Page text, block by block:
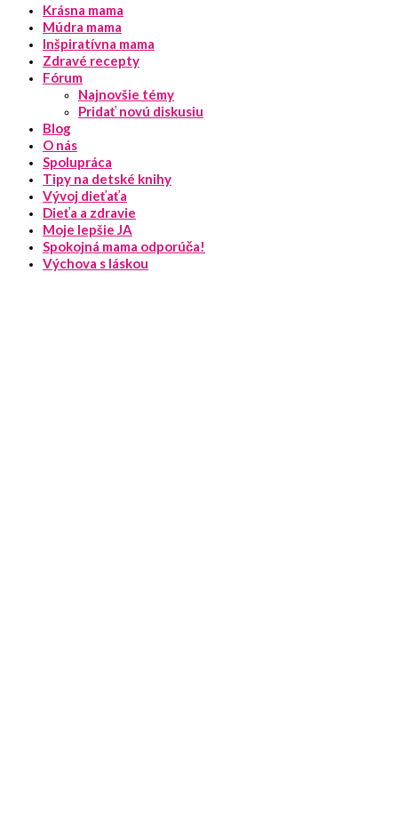
Krásna mama
Múdra mama
Inšpiratívna mama
Zdravé recepty
Fórum
Najnovšie témy
Pridať novú diskusiu
Blog
O nás
Spolupráca
Tipy na detské knihy
Vývoj dieťaťa
Dieťa a zdravie
Moje lepšie JA
Spokojná mama odporúča!
Výchova s láskou